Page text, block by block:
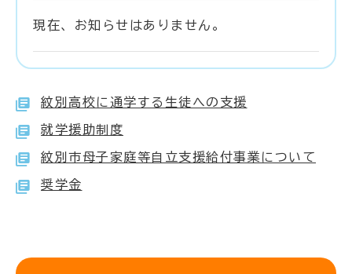
現在、お知らせはありません。
紋別高校に通学する生徒への支援
就学援助制度
紋別市母子家庭等自立支援給付事業について
奨学金